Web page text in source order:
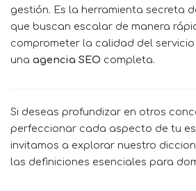
gestión. Es la herramienta secreta
que buscan escalar de manera
comprometer la calidad del
una agencia SEO completa.
Si deseas profundizar en otros
perfeccionar cada aspecto de tu
invitamos a explorar nuestro
las definiciones esenciales para